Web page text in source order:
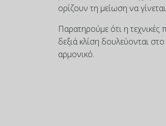
ορίζουν τη μείωση να
Παρατηρούμε ότι η
δεξιά κλίση δουλεύονται
αρμονικό.